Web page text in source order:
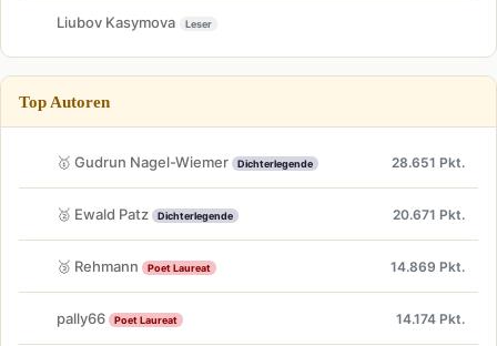
Liubov Kasymova Leser
Top Autoren
🥇 Gudrun Nagel-Wiemer Dichterlegende 28.651 Pkt.
🥈 Ewald Patz Dichterlegende 20.671 Pkt.
🥉 Rehmann Poet Laureat 14.869 Pkt.
pally66 Poet Laureat 14.174 Pkt.